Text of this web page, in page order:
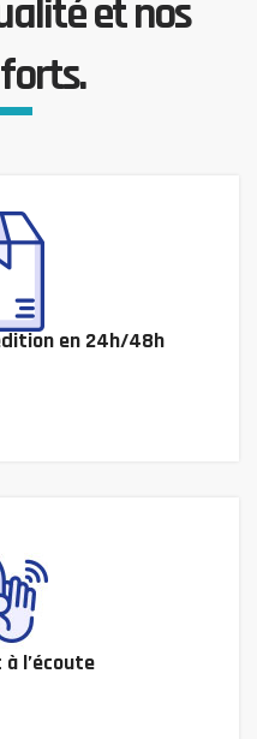
et nos
en 24h/48h
l’écoute